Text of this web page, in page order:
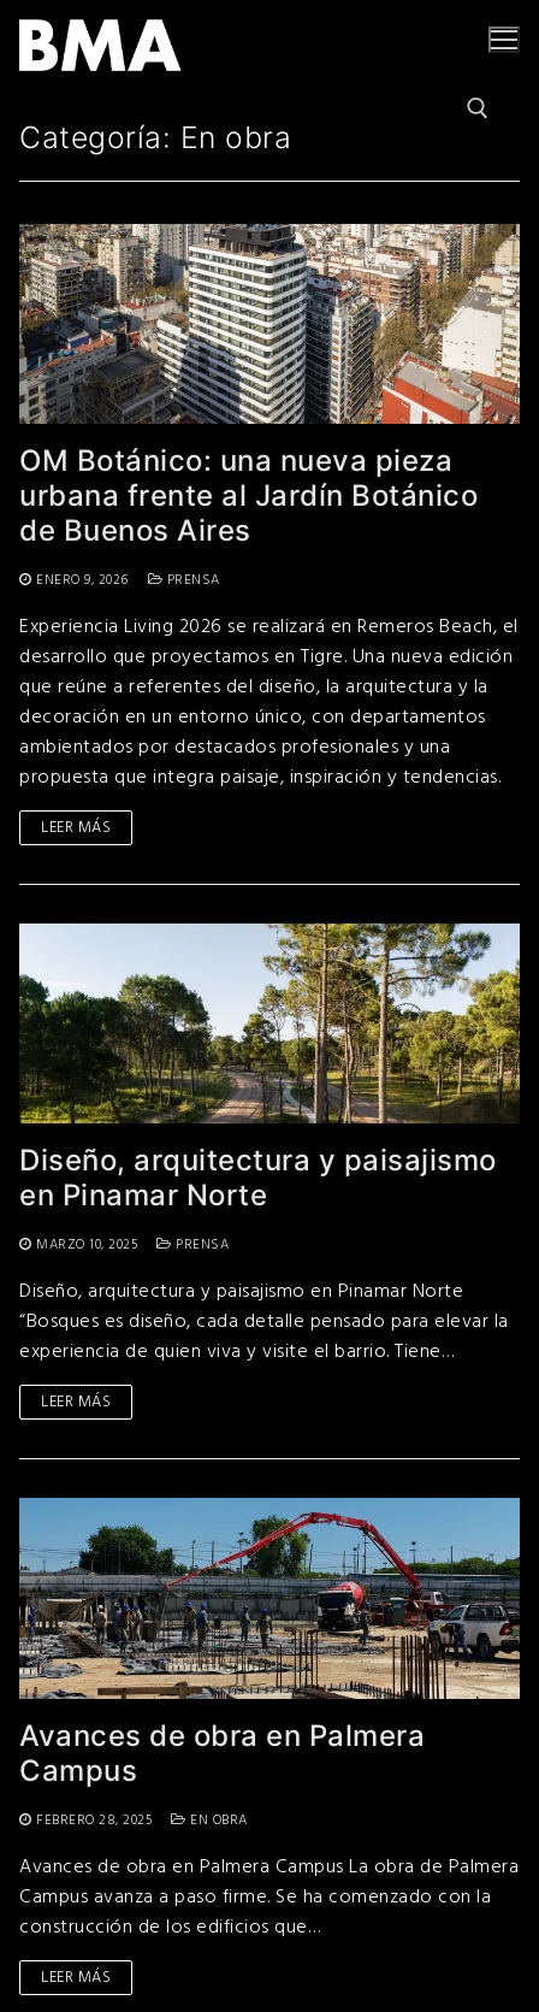
contenido
Categoría: En obra
OM Botánico: una nueva pieza
urbana frente al Jardín Botánico
de Buenos Aires
ENERO 9, 2026 PRENSA
Experiencia Living 2026 se realizará en Remeros Beach, el
desarrollo que proyectamos en Tigre. Una nueva edición
que reúne a referentes del diseño, la arquitectura y la
decoración en un entorno único, con departamentos
ambientados por destacados profesionales y una
propuesta que integra paisaje, inspiración y tendencias.
LEER MÁS
Diseño, arquitectura y paisajismo
en Pinamar Norte
MARZO 10, 2025 PRENSA
Diseño, arquitectura y paisajismo en Pinamar Norte
“Bosques es diseño, cada detalle pensado para elevar la
experiencia de quien viva y visite el barrio. Tiene…
LEER MÁS
Avances de obra en Palmera
Campus
FEBRERO 28, 2025 EN OBRA
Avances de obra en Palmera Campus La obra de Palmera
Campus avanza a paso firme. Se ha comenzado con la
construcción de los edificios que…
LEER MÁS